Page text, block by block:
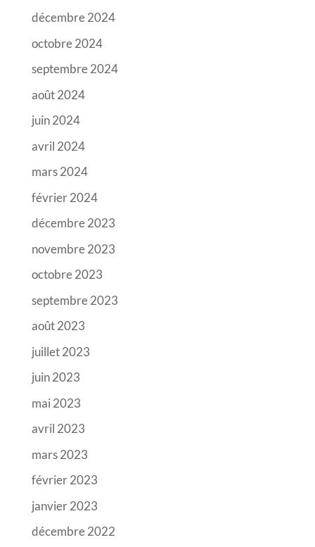
décembre 2024
octobre 2024
septembre 2024
août 2024
juin 2024
avril 2024
mars 2024
février 2024
décembre 2023
novembre 2023
octobre 2023
septembre 2023
août 2023
juillet 2023
juin 2023
mai 2023
avril 2023
mars 2023
février 2023
janvier 2023
décembre 2022